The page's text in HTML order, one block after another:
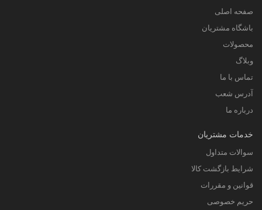
صفحه اصلی
باشگاه مشتریان
محصولات
وبلاگ
تماس با ما
آدرس شعب
درباره ما
خدمات مشتریان
سوالات متداول
شرایط بازگشت کالا
قوانین و مقررات
حریم خصوصی